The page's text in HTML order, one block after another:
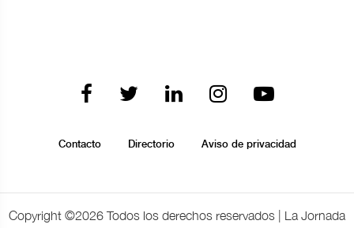
Contacto Directorio Aviso de privacidad
Copyright ©2026 Todos los derechos reservados | La Jornada